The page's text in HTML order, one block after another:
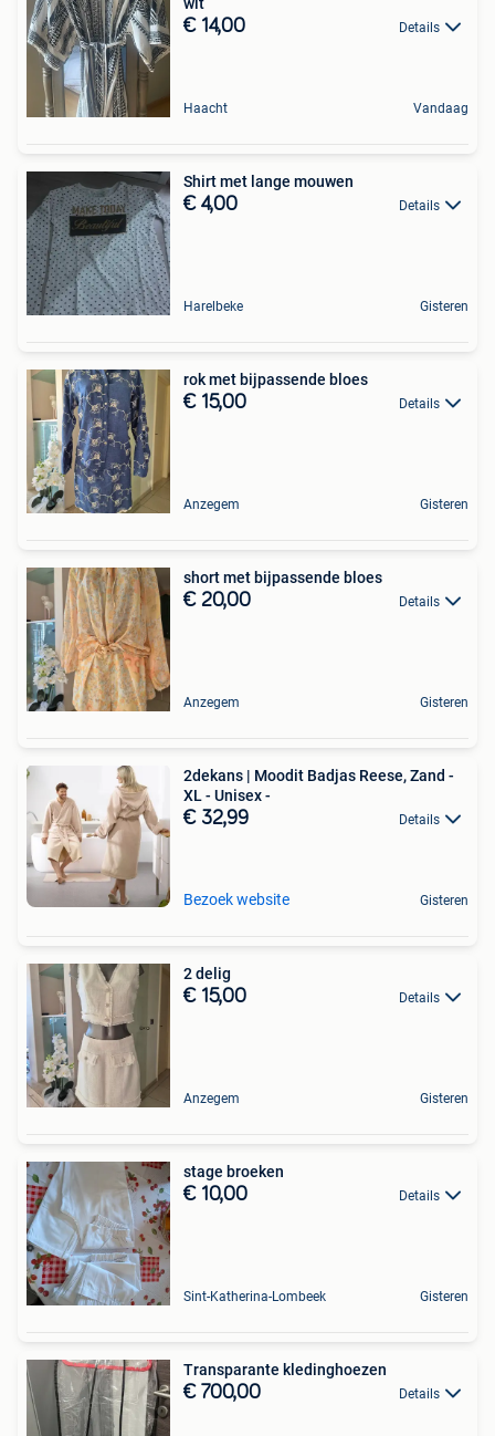
€ 14,00 Details
Haacht Vandaag
Shirt met lange mouwen
€ 4,00 Details
Harelbeke Gisteren
rok met bijpassende bloes
€ 15,00 Details
Anzegem Gisteren
short met bijpassende bloes
€ 20,00 Details
Anzegem Gisteren
2dekans | Moodit Badjas Reese, Zand -
XL - Unisex -
€ 32,99 Details
Bezoek website Gisteren
2 delig
€ 15,00 Details
Anzegem Gisteren
stage broeken
€ 10,00 Details
Sint-Katherina-Lombeek Gisteren
Transparante kledinghoezen
€ 700,00 Details